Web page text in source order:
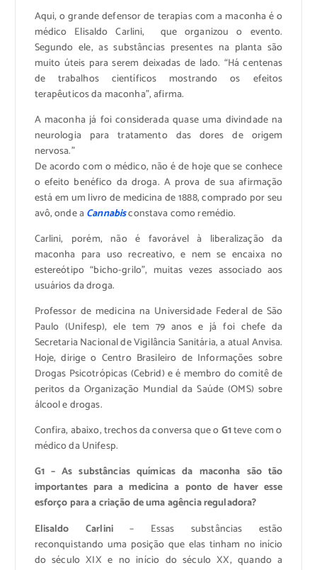
Aqui, o grande defensor de terapias com a maconha é o
médico Elisaldo Carlini, que organizou o evento.
Segundo ele, as substâncias presentes na planta são
muito úteis para serem deixadas de lado. “Há centenas
de trabalhos científicos mostrando os efeitos
terapêuticos da maconha”, afirma.
A maconha já foi considerada quase uma divindade na
neurologia para tratamento das dores de origem
nervosa.”
De acordo com o médico, não é de hoje que se conhece
o efeito benéfico da droga. A prova de sua afirmação
está em um livro de medicina de 1888, comprado por seu
avô, onde aCannabisconstava como remédio.
Carlini, porém, não é favorável à liberalização da
maconha para uso recreativo, e nem se encaixa no
estereótipo “bicho-grilo”, muitas vezes associado aos
usuários da droga.
Professor de medicina na Universidade Federal de São
Paulo (Unifesp), ele tem 79 anos e já foi chefe da
Secretaria Nacional de Vigilância Sanitária, a atual Anvisa.
Hoje, dirige o Centro Brasileiro de Informações sobre
Drogas Psicotrópicas (Cebrid) e é membro do comitê de
peritos da Organização Mundial da Saúde (OMS) sobre
álcool e drogas.
Confira, abaixo, trechos da conversa que oG1teve com o
médico da Unifesp.
G1 – As substâncias químicas da maconha são tão
importantes para a medicina a ponto de haver esse
esforço para a criação de uma agência reguladora?
Elisaldo Carlini– Essas substâncias estão
reconquistando uma posição que elas tinham no início
do século XIX e no início do século XX, quando a